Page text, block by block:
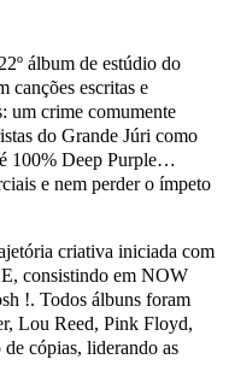
álbum de estúdio do
canções escritas e
um crime comumente
do Grande Júri como
é 100% Deep Purple…
e nem perder o ímpeto
criativa iniciada com
consistindo em NOW
!. Todos álbuns foram
Lou Reed, Pink Floyd,
cópias, liderando as